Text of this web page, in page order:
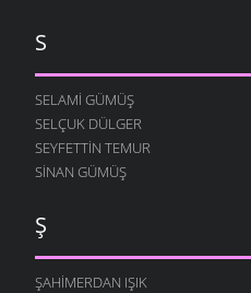
S
SELAMI GÜMÜŞ
SELÇUK DÜLGER
SEYFETTIN TEMUR
SINAN GÜMÜŞ
Ş
ŞAHIMERDAN IŞIK